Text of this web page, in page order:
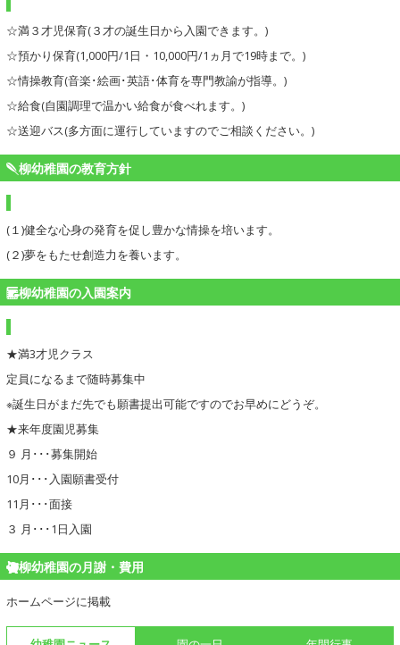
☆満３才児保育(３才の誕生日から入園できます。)
☆預かり保育(1,000円/1日・10,000円/1ヵ月で19時まで。)
☆情操教育(音楽･絵画･英語･体育を専門教諭が指導。)
☆給食(自園調理で温かい給食が食べれます。)
☆送迎バス(多方面に運行していますのでご相談ください。)
柳幼稚園の教育方針
(１)健全な心身の発育を促し豊かな情操を培います。
(２)夢をもたせ創造力を養います。
柳幼稚園の入園案内
★満3才児クラス
定員になるまで随時募集中
※誕生日がまだ先でも願書提出可能ですのでお早めにどうぞ。
★来年度園児募集
９ 月･･･募集開始
10月･･･入園願書受付
11月･･･面接
３ 月･･･1日入園
柳幼稚園の月謝・費用
ホームページに掲載